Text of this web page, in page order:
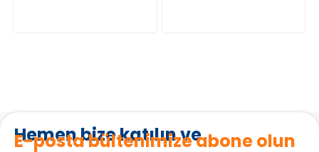
Hemen bize katılın ve
E-posta bültenimize abone olun